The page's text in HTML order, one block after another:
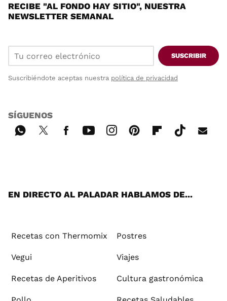
RECIBE "AL FONDO HAY SITIO", NUESTRA
NEWSLETTER SEMANAL
SUSCRIBIR
Suscribiéndote aceptas nuestra política de privacidad
SÍGUENOS
EN DIRECTO AL PALADAR HABLAMOS DE...
Recetas con Thermomix Postres
Vegui Viajes
Recetas de Aperitivos Cultura gastronómica